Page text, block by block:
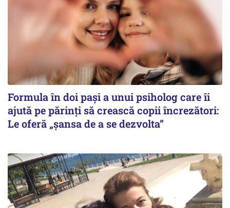
Formula în doi pași a unui psiholog care îi
ajută pe părinți să crească copii încrezători:
Le oferă „șansa de a se dezvolta”